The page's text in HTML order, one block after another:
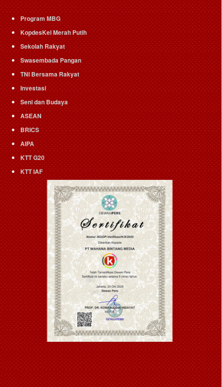
Program MBG
KopdesKel Merah Putih
Sekolah Rakyat
Swasembada Pangan
TNI Bersama Rakyat
Investasi
Seni dan Budaya
ASEAN
BRICS
AIPA
KTT G20
KTT IAF